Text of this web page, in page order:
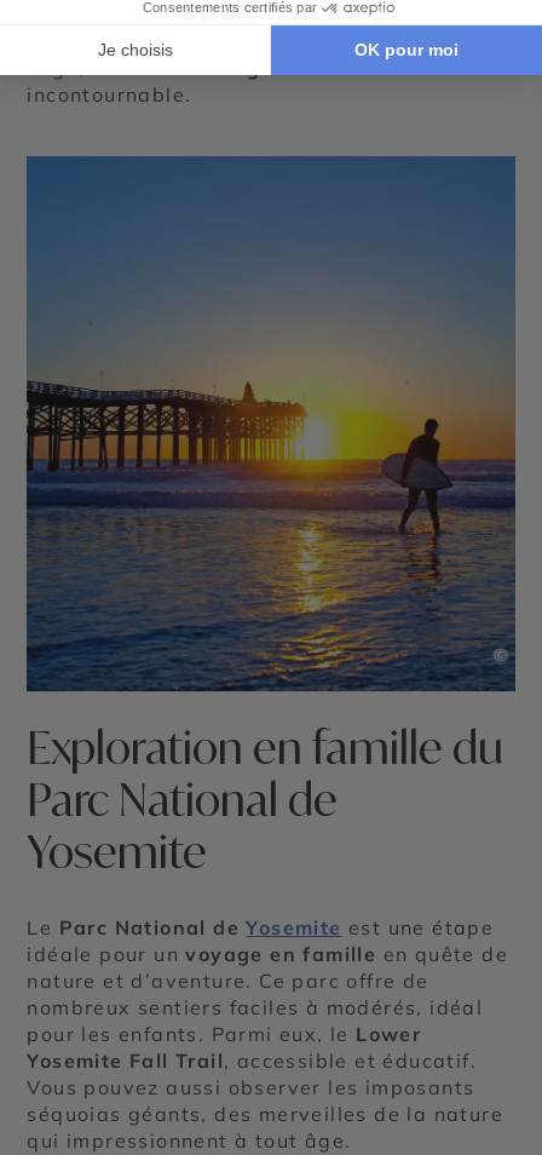
offrent des espaces tranquilles pour des
moments en famille. Pour les amateurs de
Carlsbad
incontournable.
©
Exploration en famille du
Parc National de
Yosemite
Le Parc National deYosemite est une étape
idéale pour unvoyage en famille en quête de
nature et d’aventure. Ce parc offre de
nombreux sentiers faciles à modérés, idéal
pour les enfants. Parmi eux, le Lower
Yosemite Fall Trail, accessible et éducatif.
Vous pouvez aussi observer les imposants
séquoias géants, des merveilles de la nature
qui impressionnent à tout âge.